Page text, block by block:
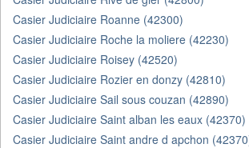
Casier Judiciaire Roanne (42300)
Casier Judiciaire Roche la moliere (42230)
Casier Judiciaire Roisey (42520)
Casier Judiciaire Rozier en donzy (42810)
Casier Judiciaire Sail sous couzan (42890)
Casier Judiciaire Saint alban les eaux (42370)
Casier Judiciaire Saint andre d apchon